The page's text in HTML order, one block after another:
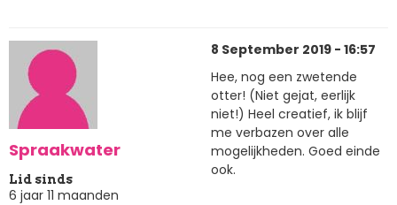
Spraakwater
Lid sinds
6 jaar 11 maanden
8 September 2019 - 16:57
Hee, nog een zwetende
otter! (Niet gejat, eerlijk
niet!) Heel creatief, ik blijf
me verbazen over alle
mogelijkheden. Goed einde
ook.